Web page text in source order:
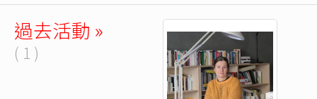
過去活動 »
( 1 )